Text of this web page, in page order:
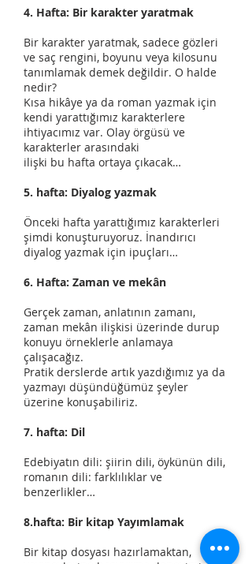
4. Hafta: Bir karakter yaratmak
Bir karakter yaratmak, sadece gözleri
ve saç rengini, boyunu veya kilosunu
tanımlamak demek değildir. O halde
nedir?
Kısa hikâye ya da roman yazmak için
kendi yarattığımız karakterlere
ihtiyacımız var. Olay örgüsü ve
karakterler arasındaki
ilişki bu hafta ortaya çıkacak…
5. hafta: Diyalog yazmak
Önceki hafta yarattığımız karakterleri
şimdi konuşturuyoruz. İnandırıcı
diyalog yazmak için ipuçları…
6. Hafta: Zaman ve mekân
Gerçek zaman, anlatının zamanı,
zaman mekân ilişkisi üzerinde durup
konuyu örneklerle anlamaya
çalışacağız.
Pratik derslerde artık yazdığımız ya da
yazmayı düşündüğümüz şeyler
üzerine konuşabiliriz.
7. hafta: Dil
Edebiyatın dili: şiirin dili, öykünün dili,
romanın dili: farklılıklar ve
benzerlikler…
8.hafta: Bir kitap Yayımlamak
Bir kitap dosyası hazırlamaktan,